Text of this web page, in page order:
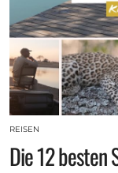
REISEN
Die 12 besten